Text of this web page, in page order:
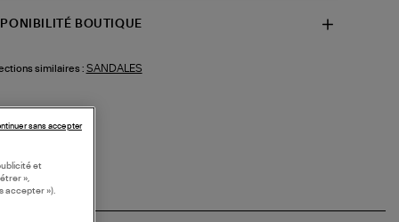
BOUTIQUE
similaires : SANDALES
et
»,
accepter »).
sans accepter